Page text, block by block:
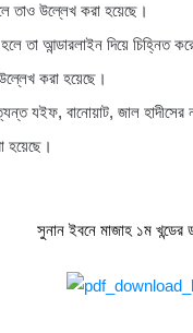
তাও উল্লেখ করা হয়েছে।
তা আন্ডারলাইন দিয়ে চিহ্নিত
করা হয়েছে।
যইফ, বানোয়াট, জাল
হয়েছে।
সুনান ইবনে মাজাহ ১ম